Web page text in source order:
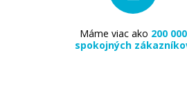
Máme viac ako 200 000
spokojných